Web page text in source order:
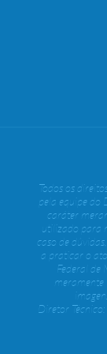
Todos os
pela equipe do
caráter
utilizado para
caso de
a praticar o
Federal de
Diretor